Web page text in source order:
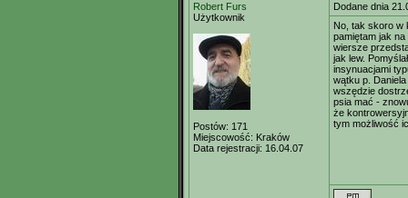
Robert Furs
Użytkownik
Postów: 171
Miejscowość: Kraków
Data rejestracji: 16.04.07
Dodane dnia
No, tak skoro w
pamiętam jak
wiersze
jak lew.
insynuacjami
wątku p.
wszędzie
psia mać -
że
tym możliwość